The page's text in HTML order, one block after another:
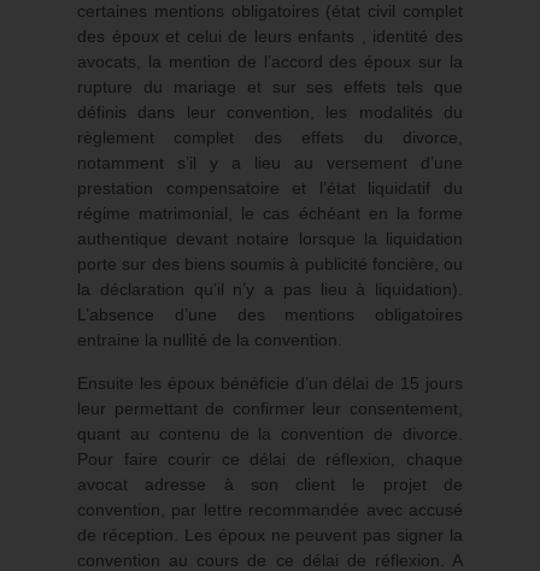
certaines mentions obligatoires (état civil complet
des époux et celui de leurs enfants , identité des
avocats, la mention de l’accord des époux sur la
rupture du mariage et sur ses effets tels que
définis dans leur convention, les modalités du
règlement complet des effets du divorce,
notamment s’il y a lieu au versement d’une
prestation compensatoire et l’état liquidatif du
régime matrimonial, le cas échéant en la forme
authentique devant notaire lorsque la liquidation
porte sur des biens soumis à publicité foncière, ou
la déclaration qu’il n’y a pas lieu à liquidation).
L’absence d’une des mentions obligatoires
entraine la nullité de la convention.
Ensuite les époux bénéficie d’un délai de 15 jours
leur permettant de confirmer leur consentement,
quant au contenu de la convention de divorce.
Pour faire courir ce délai de réflexion, chaque
avocat adresse à son client le projet de
convention, par lettre recommandée avec accusé
de réception. Les époux ne peuvent pas signer la
convention au cours de ce délai de réflexion. A